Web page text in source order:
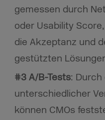
gemessen durch
oder Usability
die Akzeptanz und
gestützten
#3 A/B-Tests: Durch
unterschiedlicher
können CMOs